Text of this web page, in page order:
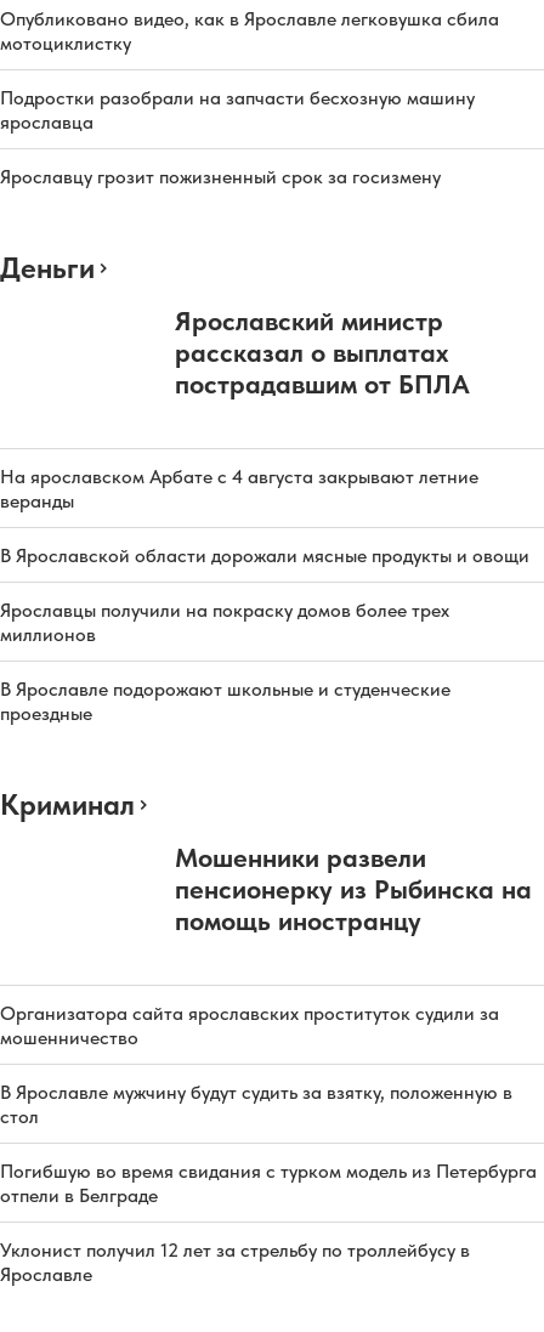
Опубликовано видео, как в Ярославле легковушка сбила
мотоциклистку
Подростки разобрали на запчасти бесхозную машину
ярославца
Ярославцу грозит пожизненный срок за госизмену
Деньги
Ярославский министр
рассказал о выплатах
пострадавшим от БПЛА
На ярославском Арбате с 4 августа закрывают летние
веранды
В Ярославской области дорожали мясные продукты и овощи
Ярославцы получили на покраску домов более трех
миллионов
В Ярославле подорожают школьные и студенческие
проездные
Криминал
Мошенники развели
пенсионерку из Рыбинска на
помощь иностранцу
Организатора сайта ярославских проституток судили за
мошенничество
В Ярославле мужчину будут судить за взятку, положенную в
стол
Погибшую во время свидания с турком модель из Петербурга
отпели в Белграде
Уклонист получил 12 лет за стрельбу по троллейбусу в
Ярославле